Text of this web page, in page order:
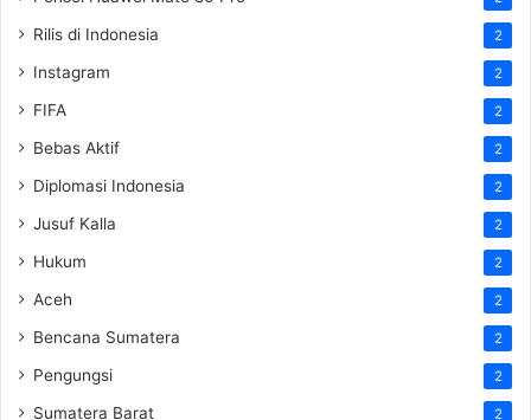
Rilis di Indonesia 2
Instagram 2
FIFA 2
Bebas Aktif 2
Diplomasi Indonesia 2
Jusuf Kalla 2
Hukum 2
Aceh 2
Bencana Sumatera 2
Pengungsi 2
Sumatera Barat 2